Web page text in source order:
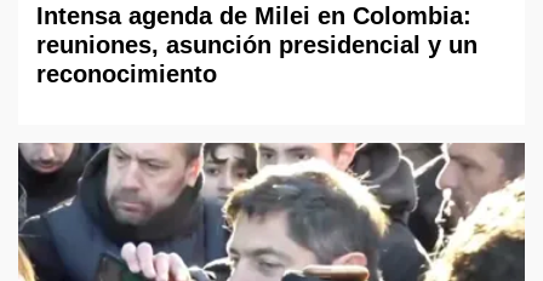
Intensa agenda de Milei en Colombia:
reuniones, asunción presidencial y un
reconocimiento